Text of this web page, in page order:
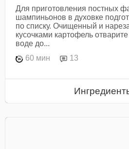
Для приготовления постных
шампиньонов в духовке
по списку. Очищенный и
кусочками картофель
воде до...
60 мин
13